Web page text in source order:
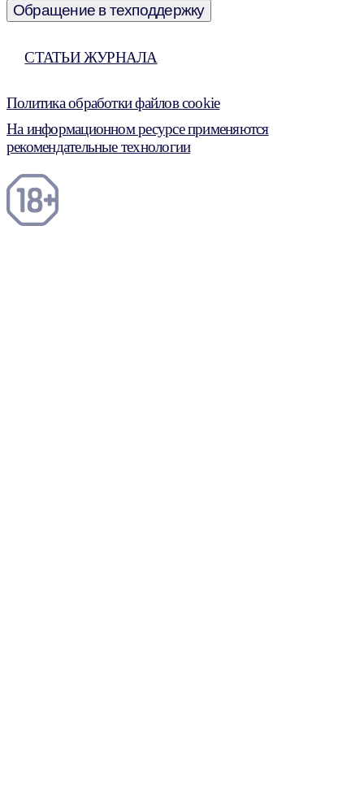
Обращение в техподдержку
СТАТЬИ ЖУРНАЛА
Политика обработки файлов cookie
На информационном ресурсе применяются
рекомендательные технологии